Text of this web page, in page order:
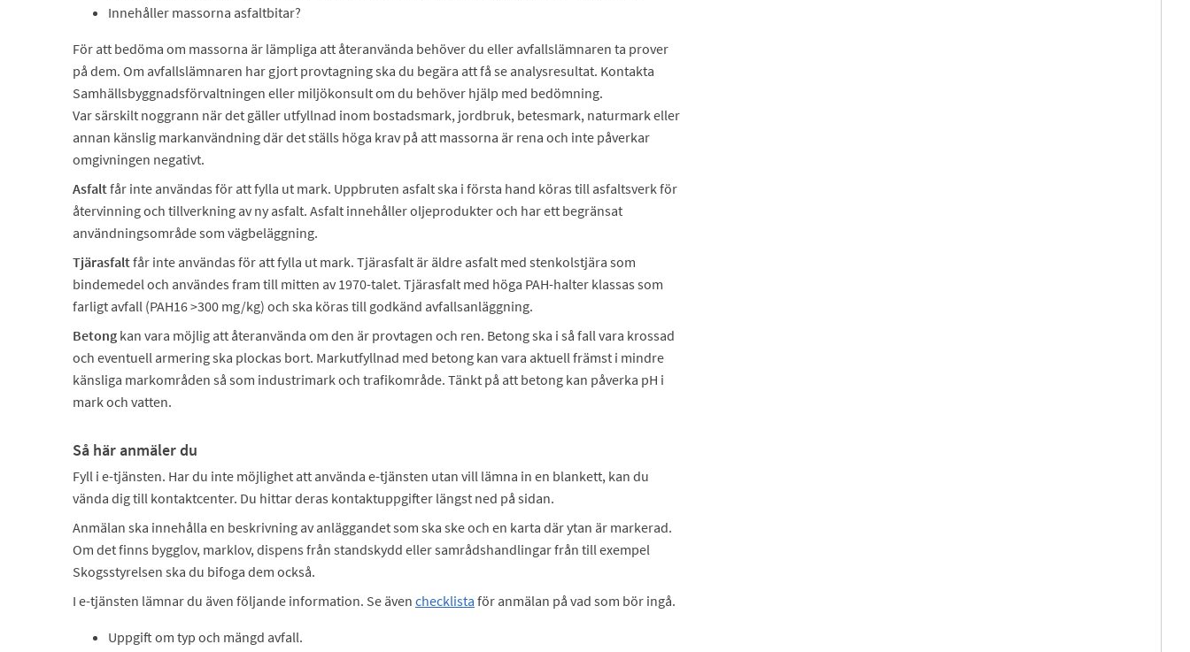
Innehåller massorna asfaltbitar?
För att bedöma om massorna är lämpliga att återanvända behöver du eller avfallslämnaren ta prover
på dem. Om avfallslämnaren har gjort provtagning ska du begära att få se analysresultat. Kontakta
Samhällsbyggnadsförvaltningen eller miljökonsult om du behöver hjälp med bedömning.
Var särskilt noggrann när det gäller utfyllnad inom bostadsmark, jordbruk, betesmark, naturmark eller
annan känslig markanvändning där det ställs höga krav på att massorna är rena och inte påverkar
omgivningen negativt.
Asfaltfår inte användas för att fylla ut mark. Uppbruten asfalt ska i första hand köras till asfaltsverk för
återvinning och tillverkning av ny asfalt. Asfalt innehåller oljeprodukter och har ett begränsat
användningsområde som vägbeläggning.
Tjärasfaltfår inte användas för att fylla ut mark. Tjärasfalt är äldre asfalt med stenkolstjära som
bindemedel och användes fram till mitten av 1970-talet. Tjärasfalt med höga PAH-halter klassas som
farligt avfall (PAH16 >300 mg/kg) och ska köras till godkänd avfallsanläggning.
Betongkan vara möjlig att återanvända om den är provtagen och ren. Betong ska i så fall vara krossad
och eventuell armering ska plockas bort. Markutfyllnad med betong kan vara aktuell främst i mindre
känsliga markområden så som industrimark och trafikområde. Tänkt på att betong kan påverka pH i
mark och vatten.
Så här anmäler du
Fyll i e-tjänsten. Har du inte möjlighet att använda e-tjänsten utan vill lämna in en blankett, kan du
vända dig till kontaktcenter. Du hittar deras kontaktuppgifter längst ned på sidan.
Anmälan ska innehålla en beskrivning av anläggandet som ska ske och en karta där ytan är markerad.
Om det finns bygglov, marklov, dispens från standskydd eller samrådshandlingar från till exempel
Skogsstyrelsen ska du bifoga dem också.
I e-tjänsten lämnar du även följande information. Se även checklista för anmälan på vad som bör ingå.
Uppgift om typ och mängd avfall.